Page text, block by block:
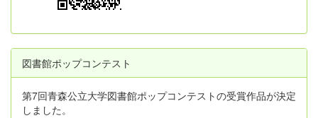
図書館ポップコンテスト
第7回青森公立大学図書館ポップコンテストの受賞作品が決定
しました。